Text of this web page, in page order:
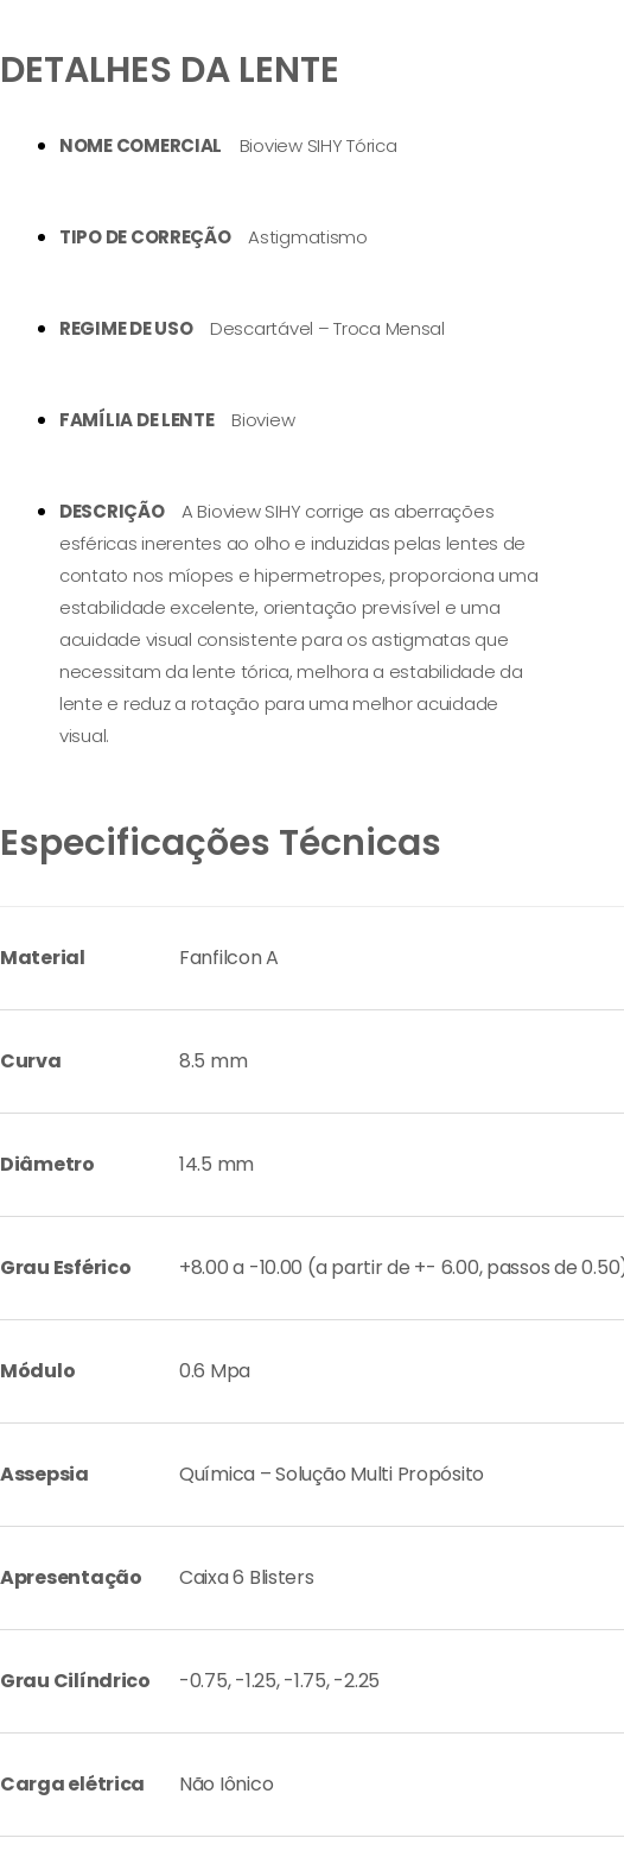
DETALHES DA LENTE
NOME COMERCIAL ⠀ Bioview SIHY Tórica
TIPO DE CORREÇÃO⠀ Astigmatismo
REGIME DE USO⠀ Descartável – Troca Mensal
FAMÍLIA DE LENTE⠀ Bioview
DESCRIÇÃO⠀ A Bioview SIHY corrige as aberrações
esféricas inerentes ao olho e induzidas pelas lentes de
contato nos míopes e hipermetropes, proporciona uma
estabilidade excelente, orientação previsível e uma
acuidade visual consistente para os astigmatas que
necessitam da lente tórica, melhora a estabilidade da
lente e reduz a rotação para uma melhor acuidade
visual.
Especificações Técnicas
Material Fanfilcon A
Curva 8.5 mm
Diâmetro 14.5 mm
Grau Esférico +8.00 a -10.00 (a partir de +- 6.00, passos de
Módulo 0.6 Mpa
Assepsia Química – Solução Multi Propósito
Apresentação Caixa 6 Blisters
Grau Cilíndrico -0.75, -1.25, -1.75, -2.25
Carga elétrica Não Iônico